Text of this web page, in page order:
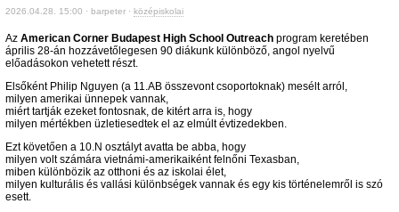
2026.04.28. 15:00 · barpeter · középiskolai
Az American Corner Budapest High School Outreach program keretében
április 28-án hozzávetőlegesen 90 diákunk különböző, angol nyelvű
előadásokon vehetett részt.
Elsőként Philip Nguyen (a 11.AB összevont csoportoknak) mesélt arról,
milyen amerikai ünnepek vannak,
miért tartják ezeket fontosnak, de kitért arra is, hogy
milyen mértékben üzletiesedtek el az elmúlt évtizedekben.
Ezt követően a 10.N osztályt avatta be abba, hogy
milyen volt számára vietnámi-amerikaiként felnőni Texasban,
miben különbözik az otthoni és az iskolai élet,
milyen kulturális és vallási különbségek vannak és egy kis történelemről is szó
esett.